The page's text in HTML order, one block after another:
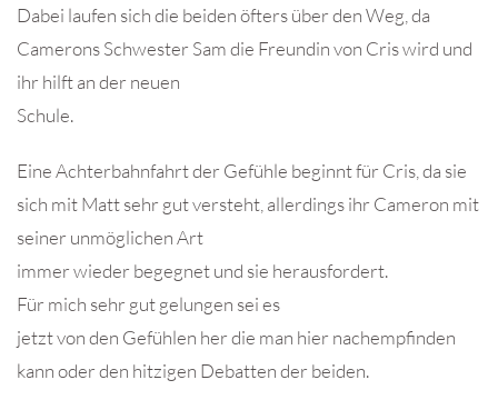
Dabei laufen sich die beiden öfters über den Weg, da
Camerons Schwester Sam die Freundin von Cris wird und
ihr hilft an der neuen
Schule.
Eine Achterbahnfahrt der Gefühle beginnt für Cris, da sie
sich mit Matt sehr gut versteht, allerdings ihr Cameron mit
seiner unmöglichen Art
immer wieder begegnet und sie herausfordert.
Für mich sehr gut gelungen sei es
jetzt von den Gefühlen her die man hier nachempfinden
kann oder den hitzigen Debatten der beiden.